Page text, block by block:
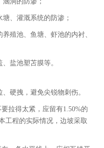
、灌溉系统的防渗；
殖池、鱼塘、虾池的内衬、
盐池塑苫膜等。
硬拽，避免尖锐物刺伤。
拉得太紧，应留有1.50%的
工程的实际情况，边坡采取